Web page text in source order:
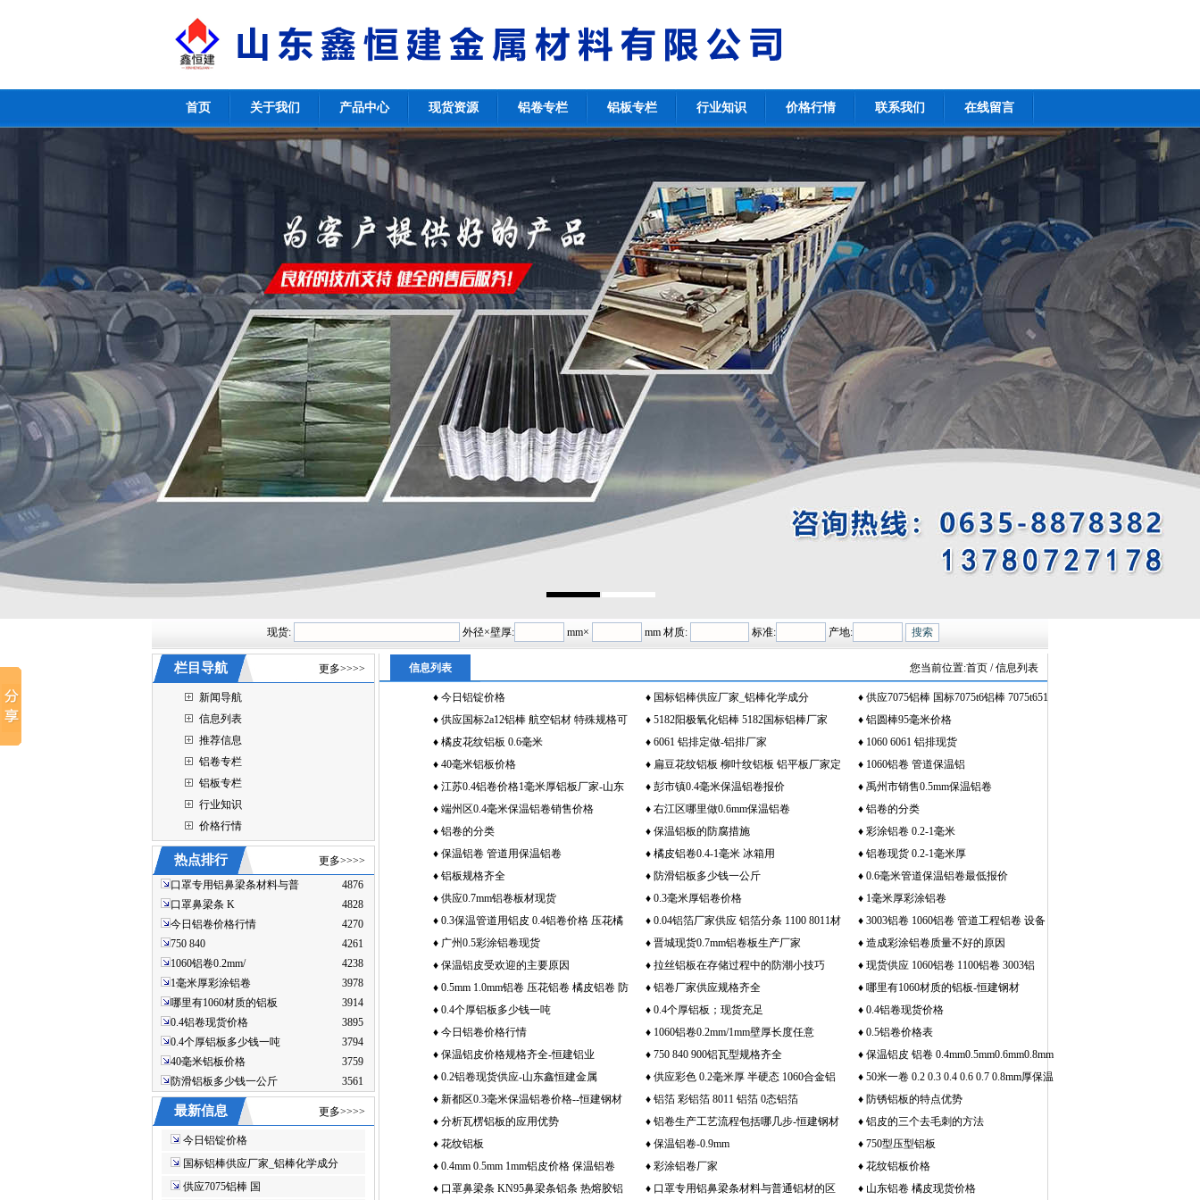
首页 关于我们 产品中心 现货资源 铝卷专栏 铝板专栏 行业知识 价格行情 联系我们 在线留言
现货: 外径×壁厚: mm× mm 材质: 标准: 产地:
栏目导航 更多>>>>
新闻导航
信息列表
推荐信息
铝卷专栏
铝板专栏
行业知识
价格行情
热点排行
更多>>>>
口罩专用铝鼻梁条材料与普
4876
口罩鼻梁条 K
4828
今日铝卷价格行情
4270
750 840
4261
1060铝卷0.2mm/
4238
1毫米厚彩涂铝卷
3978
哪里有1060材质的铝板
3914
0.4铝卷现货价格
3895
0.4个厚铝板多少钱一吨
3794
40毫米铝板价格
3759
防滑铝板多少钱一公斤
3561
最新信息 更多>>>>
今日铝锭价格
国标铝棒供应厂家_铝棒化学成分
供应7075铝棒 国
信息列表 您当前位置:首页 / 信息列表
♦ 今日铝锭价格 ♦ 国标铝棒供应厂家_铝棒化学成分 ♦ 供应7075铝棒 国标7075t6铝棒 7075t651
铝棒
♦ 供应国标2a12铝棒 航空铝材 特殊规格可
加工定制
♦ 5182阳极氧化铝棒 5182国标铝棒厂家 ♦ 铝圆棒95毫米价格
♦ 橘皮花纹铝板 0.6毫米 ♦ 6061 铝排定做-铝排厂家 ♦ 1060 6061 铝排现货
♦ 40毫米铝板价格 ♦ 扁豆花纹铝板 柳叶纹铝板 铝平板厂家定
制
♦ 1060铝卷 管道保温铝
卷 0.2 0.3 0.4 0.5 0.6 0.7 0.8mm 保温铝皮
♦ 江苏0.4铝卷价格1毫米厚铝板厂家-山东
鑫恒建金属
♦ 彭市镇0.4毫米保温铝卷报价 ♦ 禹州市销售0.5mm保温铝卷
♦ 端州区0.4毫米保温铝卷销售价格 ♦ 右江区哪里做0.6mm保温铝卷 ♦ 铝卷的分类
♦ 铝卷的分类 ♦ 保温铝板的防腐措施 ♦ 彩涂铝卷 0.2-1毫米
♦ 保温铝卷 管道用保温铝卷 ♦ 橘皮铝卷0.4-1毫米 冰箱用 ♦ 铝卷现货 0.2-1毫米厚
♦ 铝板规格齐全 ♦ 防滑铝板多少钱一公斤 ♦ 0.6毫米管道保温铝卷最低报价
♦ 供应0.7mm铝卷板材现货 ♦ 0.3毫米厚铝卷价格 ♦ 1毫米厚彩涂铝卷
♦ 0.3保温管道用铝皮 0.4铝卷价格 压花橘
皮厂家
♦ 0.04铝箔厂家供应 铝箔分条 1100 8011材
质
♦ 3003铝卷 1060铝卷 管道工程铝卷 设备
工程铝皮 可定尺开平
♦ 广州0.5彩涂铝卷现货 ♦ 晋城现货0.7mm铝卷板生产厂家 ♦ 造成彩涂铝卷质量不好的原因
♦ 保温铝皮受欢迎的主要原因 ♦ 拉丝铝板在存储过程中的防潮小技巧 ♦ 现货供应 1060铝卷 1100铝卷 3003铝
卷 铝皮铝卷规格齐全
♦ 0.5mm 1.0mm铝卷 压花铝卷 橘皮铝卷 防
锈铝卷厂家
♦ 铝卷厂家供应规格齐全 ♦ 哪里有1060材质的铝板-恒建钢材
♦ 0.4个厚铝板多少钱一吨 ♦ 0.4个厚铝板；现货充足 ♦ 0.4铝卷现货价格
♦ 今日铝卷价格行情 ♦ 1060铝卷0.2mm/1mm壁厚长度任意 ♦ 0.5铝卷价格表
♦ 保温铝皮价格规格齐全-恒建铝业 ♦ 750 840 900铝瓦型规格齐全 ♦ 保温铝皮 铝卷 0.4mm0.5mm0.6mm0.8mm
铝板管道保温
♦ 0.2铝卷现货供应-山东鑫恒建金属 ♦ 供应彩色 0.2毫米厚 半硬态 1060合金铝
卷 彩铝 1mm 半软态铝皮 3003
♦ 50米一卷 0.2 0.3 0.4 0.6 0.7 0.8mm厚保温
铝皮 1060铝板 铝卷
♦ 新都区0.3毫米保温铝卷价格--恒建钢材 ♦ 铝箔 彩铝箔 8011 铝箔 0态铝箔 ♦ 防锈铝板的特点优势
♦ 分析瓦楞铝板的应用优势 ♦ 铝卷生产工艺流程包括哪几步-恒建钢材 ♦ 铝皮的三个去毛刺的方法
♦ 花纹铝板 ♦ 保温铝卷-0.9mm ♦ 750型压型铝板
♦ 0.4mm 0.5mm 1mm铝皮价格 保温铝卷 ♦ 彩涂铝卷厂家 ♦ 花纹铝板价格
♦ 口罩鼻梁条 KN95鼻梁条铝条 热熔胶铝 ♦ 口罩专用铝鼻梁条材料与普通铝材的区 ♦ 山东铝卷 橘皮现货价格